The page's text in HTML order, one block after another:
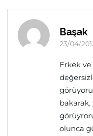
Başak
23/04/
Erkek
bakarak,
olunca